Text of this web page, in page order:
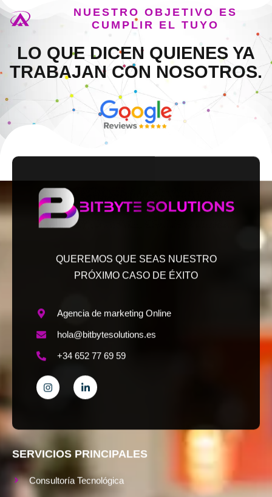
NUESTRO OBJETIVO ES
CUMPLIR EL TUYO
LO QUE DICEN QUIENES YA
TRABAJAN CON NOSOTROS.
QUEREMOS QUE SEAS NUESTRO
PRÓXIMO CASO DE ÉXITO
Agencia de marketing Online
hola@bitbytesolutions.es
+34 652 77 69 59
SERVICIOS PRINCIPALES
Consultoría Tecnológica